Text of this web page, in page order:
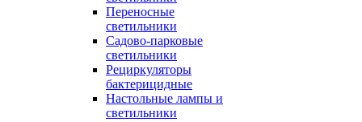
Переносные
светильники
Садово-парковые
светильники
Рециркуляторы
бактерицидные
Настольные лампы и
светильники